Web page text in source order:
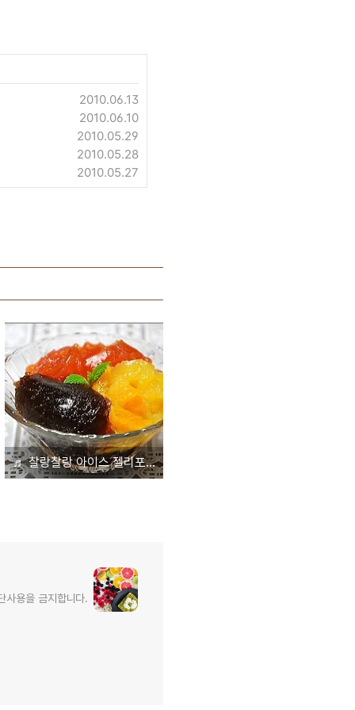
2010.06.13
2010.06.10
2010.05.29
2010.05.28
2010.05.27
♬ 찰랑찰랑 아이스 젤리포 삼총사
용을 금지합니다.